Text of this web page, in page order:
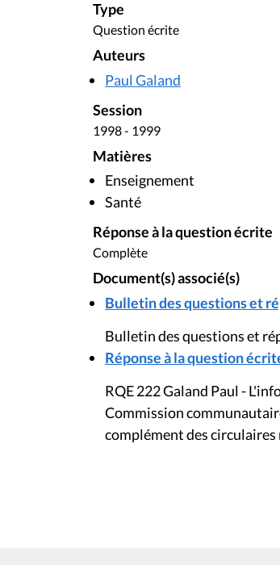
Type
Question écrite
Auteurs
Paul Galand
Session
1998 - 1999
Matières
Enseignement
Santé
Réponse à la question écrite
Complète
Document(s) associé(s)
Bulletin des questions et
Bulletin des questions et
Réponse à la question
RQE 222 Galand Paul -
Commission
complément des